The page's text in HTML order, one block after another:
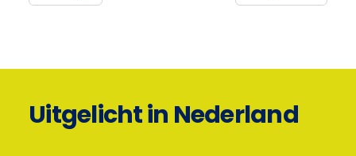
Uitgelicht in Nederland